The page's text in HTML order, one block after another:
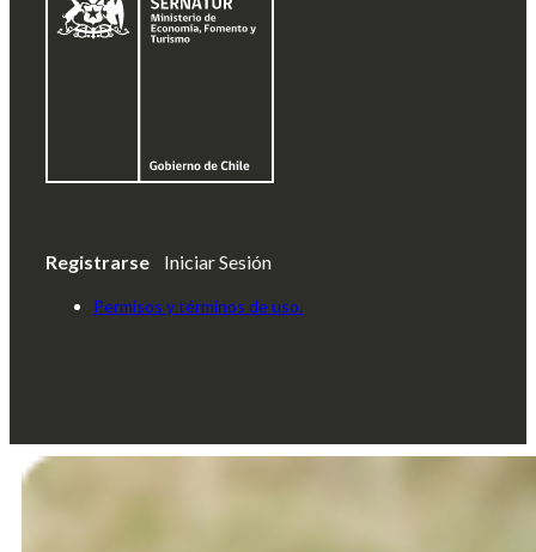
Registrarse Iniciar Sesión
Permisos y términos de uso.